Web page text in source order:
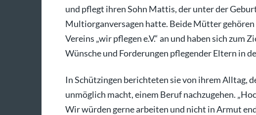
und pflegt ihren Sohn Mattis, der unter der
Multiorganversagen hatte. Beide Mütter
Vereins „wir pflegen e.V.“ an und haben sich zum
Wünsche und Forderungen pflegender Eltern in
In Schützingen berichteten sie von ihrem Alltag,
unmöglich macht, einem Beruf nachzugehen.
Wir würden gerne arbeiten und nicht in Armut